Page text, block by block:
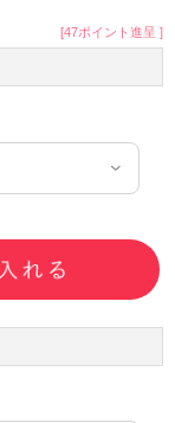
[47ポイント進呈 ]